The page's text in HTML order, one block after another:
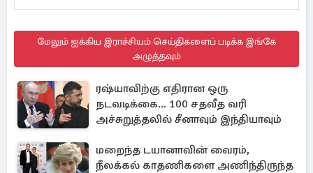
மேலும் ஐக்கிய இராச்சியம் செய்திகளைப் படிக்க இங்கே
அழுத்தவும்
ரஷ்யாவிற்கு எதிரான ஒரு
நடவடிக்கை... 100 சதவீத வரி
அச்சுறுத்தலில் சீனாவும் இந்தியாவும்
மறைந்த டயானாவின் வைரம்,
நீலக்கல் காதணிகளை அணிந்திருந்த